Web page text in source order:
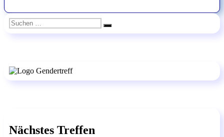
Suchen
nach:
Suchen
Nächstes Treffen